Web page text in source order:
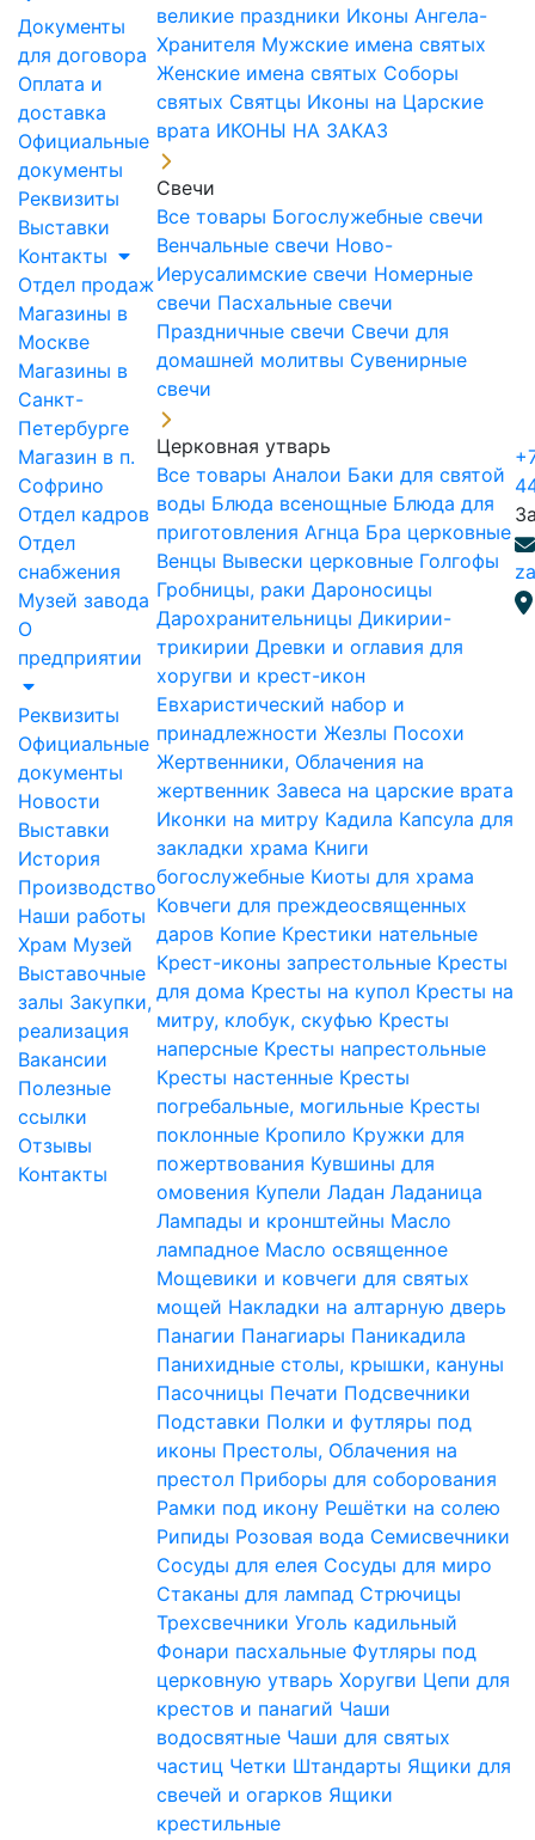
Документы
для договора
Оплата и
доставка
Официальные
документы
Реквизиты
Выставки
Контакты
Отдел продаж
Магазины в
Москве
Магазины в
Санкт-
Петербурге
Магазин в п.
Софрино
Отдел кадров
Отдел
снабжения
Музей завода
О
предприятии
Реквизиты
Официальные
документы
Новости
Выставки
История
Производство
Наши работы
Храм Музей
Выставочные
залы Закупки,
реализация
Вакансии
Полезные
ссылки
Отзывы
Контакты
великие праздники Иконы Ангела-
Хранителя Мужские имена святых
Женские имена святых Соборы
святых Святцы Иконы на Царские
врата ИКОНЫ НА ЗАКАЗ
Свечи
Все товары Богослужебные свечи
Венчальные свечи Ново-
Иерусалимские свечи Номерные
свечи Пасхальные свечи
Праздничные свечи Свечи для
домашней молитвы Сувенирные
свечи
Церковная утварь
Все товары Аналои Баки для святой
воды Блюда всенощные Блюда для
приготовления Агнца Бра церковные
Венцы Вывески церковные Голгофы
Гробницы, раки Дароносицы
Дарохранительницы Дикирии-
трикирии Древки и оглавия для
хоругви и крест-икон
Евхаристический набор и
принадлежности Жезлы Посохи
Жертвенники, Облачения на
жертвенник Завеса на царские врата
Иконки на митру Кадила Капсула для
закладки храма Книги
богослужебные Киоты для храма
Ковчеги для преждеосвященных
даров Копие Крестики нательные
Крест-иконы запрестольные Кресты
для дома Кресты на купол Кресты на
митру, клобук, скуфью Кресты
наперсные Кресты напрестольные
Кресты настенные Кресты
погребальные, могильные Кресты
поклонные Кропило Кружки для
пожертвования Кувшины для
омовения Купели Ладан Ладаница
Лампады и кронштейны Масло
лампадное Масло освященное
Мощевики и ковчеги для святых
мощей Накладки на алтарную дверь
Панагии Панагиары Паникадила
Панихидные столы, крышки, кануны
Пасочницы Печати Подсвечники
Подставки Полки и футляры под
иконы Престолы, Облачения на
престол Приборы для соборования
Рамки под икону Решётки на солею
Рипиды Розовая вода Семисвечники
Сосуды для елея Сосуды для миро
Стаканы для лампад Стрючицы
Трехсвечники Уголь кадильный
Фонари пасхальные Футляры под
церковную утварь Хоругви Цепи для
крестов и панагий Чаши
водосвятные Чаши для святых
частиц Четки Штандарты Ящики для
свечей и огарков Ящики
крестильные